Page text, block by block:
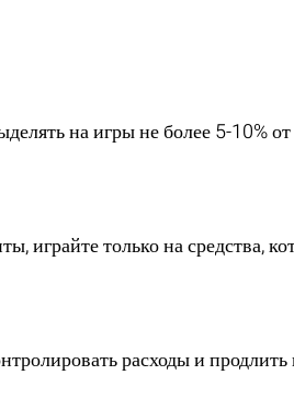
на игры не более 5-10%
играйте только на средства,
расходы и